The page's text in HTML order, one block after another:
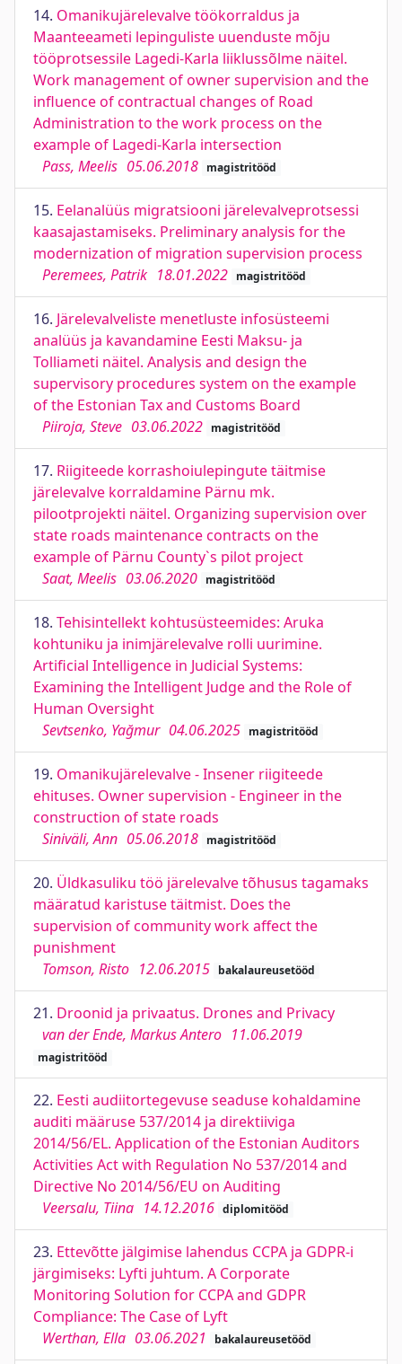
14. Omanikujärelevalve töökorraldus ja
Maanteeameti lepinguliste uuenduste mõju
tööprotsessile Lagedi-Karla liiklussõlme näitel.
Work management of owner supervision and the
influence of contractual changes of Road
Administration to the work process on the
example of Lagedi-Karla intersection
Pass, Meelis 05.06.2018 magistritööd
15. Eelanalüüs migratsiooni järelevalveprotsessi
kaasajastamiseks. Preliminary analysis for the
modernization of migration supervision process
Peremees, Patrik 18.01.2022 magistritööd
16. Järelevalveliste menetluste infosüsteemi
analüüs ja kavandamine Eesti Maksu- ja
Tolliameti näitel. Analysis and design the
supervisory procedures system on the example
of the Estonian Tax and Customs Board
Piiroja, Steve 03.06.2022 magistritööd
17. Riigiteede korrashoiulepingute täitmise
järelevalve korraldamine Pärnu mk.
pilootprojekti näitel. Organizing supervision over
state roads maintenance contracts on the
example of Pärnu County`s pilot project
Saat, Meelis 03.06.2020 magistritööd
18. Tehisintellekt kohtusüsteemides: Aruka
kohtuniku ja inimjärelevalve rolli uurimine.
Artificial Intelligence in Judicial Systems:
Examining the Intelligent Judge and the Role of
Human Oversight
Sevtsenko, Yağmur 04.06.2025 magistritööd
19. Omanikujärelevalve - Insener riigiteede
ehituses. Owner supervision - Engineer in the
construction of state roads
Siniväli, Ann 05.06.2018 magistritööd
20. Üldkasuliku töö järelevalve tõhusus tagamaks
määratud karistuse täitmist. Does the
supervision of community work affect the
punishment
Tomson, Risto 12.06.2015 bakalaureusetööd
21. Droonid ja privaatus. Drones and Privacy
van der Ende, Markus Antero 11.06.2019
magistritööd
22. Eesti audiitortegevuse seaduse kohaldamine
auditi määruse 537/2014 ja direktiiviga
2014/56/EL. Application of the Estonian Auditors
Activities Act with Regulation No 537/2014 and
Directive No 2014/56/EU on Auditing
Veersalu, Tiina 14.12.2016 diplomitööd
23. Ettevõtte jälgimise lahendus CCPA ja GDPR-i
järgimiseks: Lyfti juhtum. A Corporate
Monitoring Solution for CCPA and GDPR
Compliance: The Case of Lyft
Werthan, Ella 03.06.2021 bakalaureusetööd